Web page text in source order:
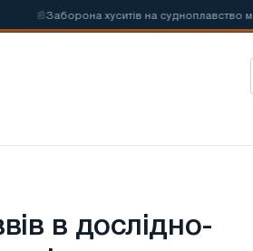
Заборона хуситів на судноплавство може
в дослідно-